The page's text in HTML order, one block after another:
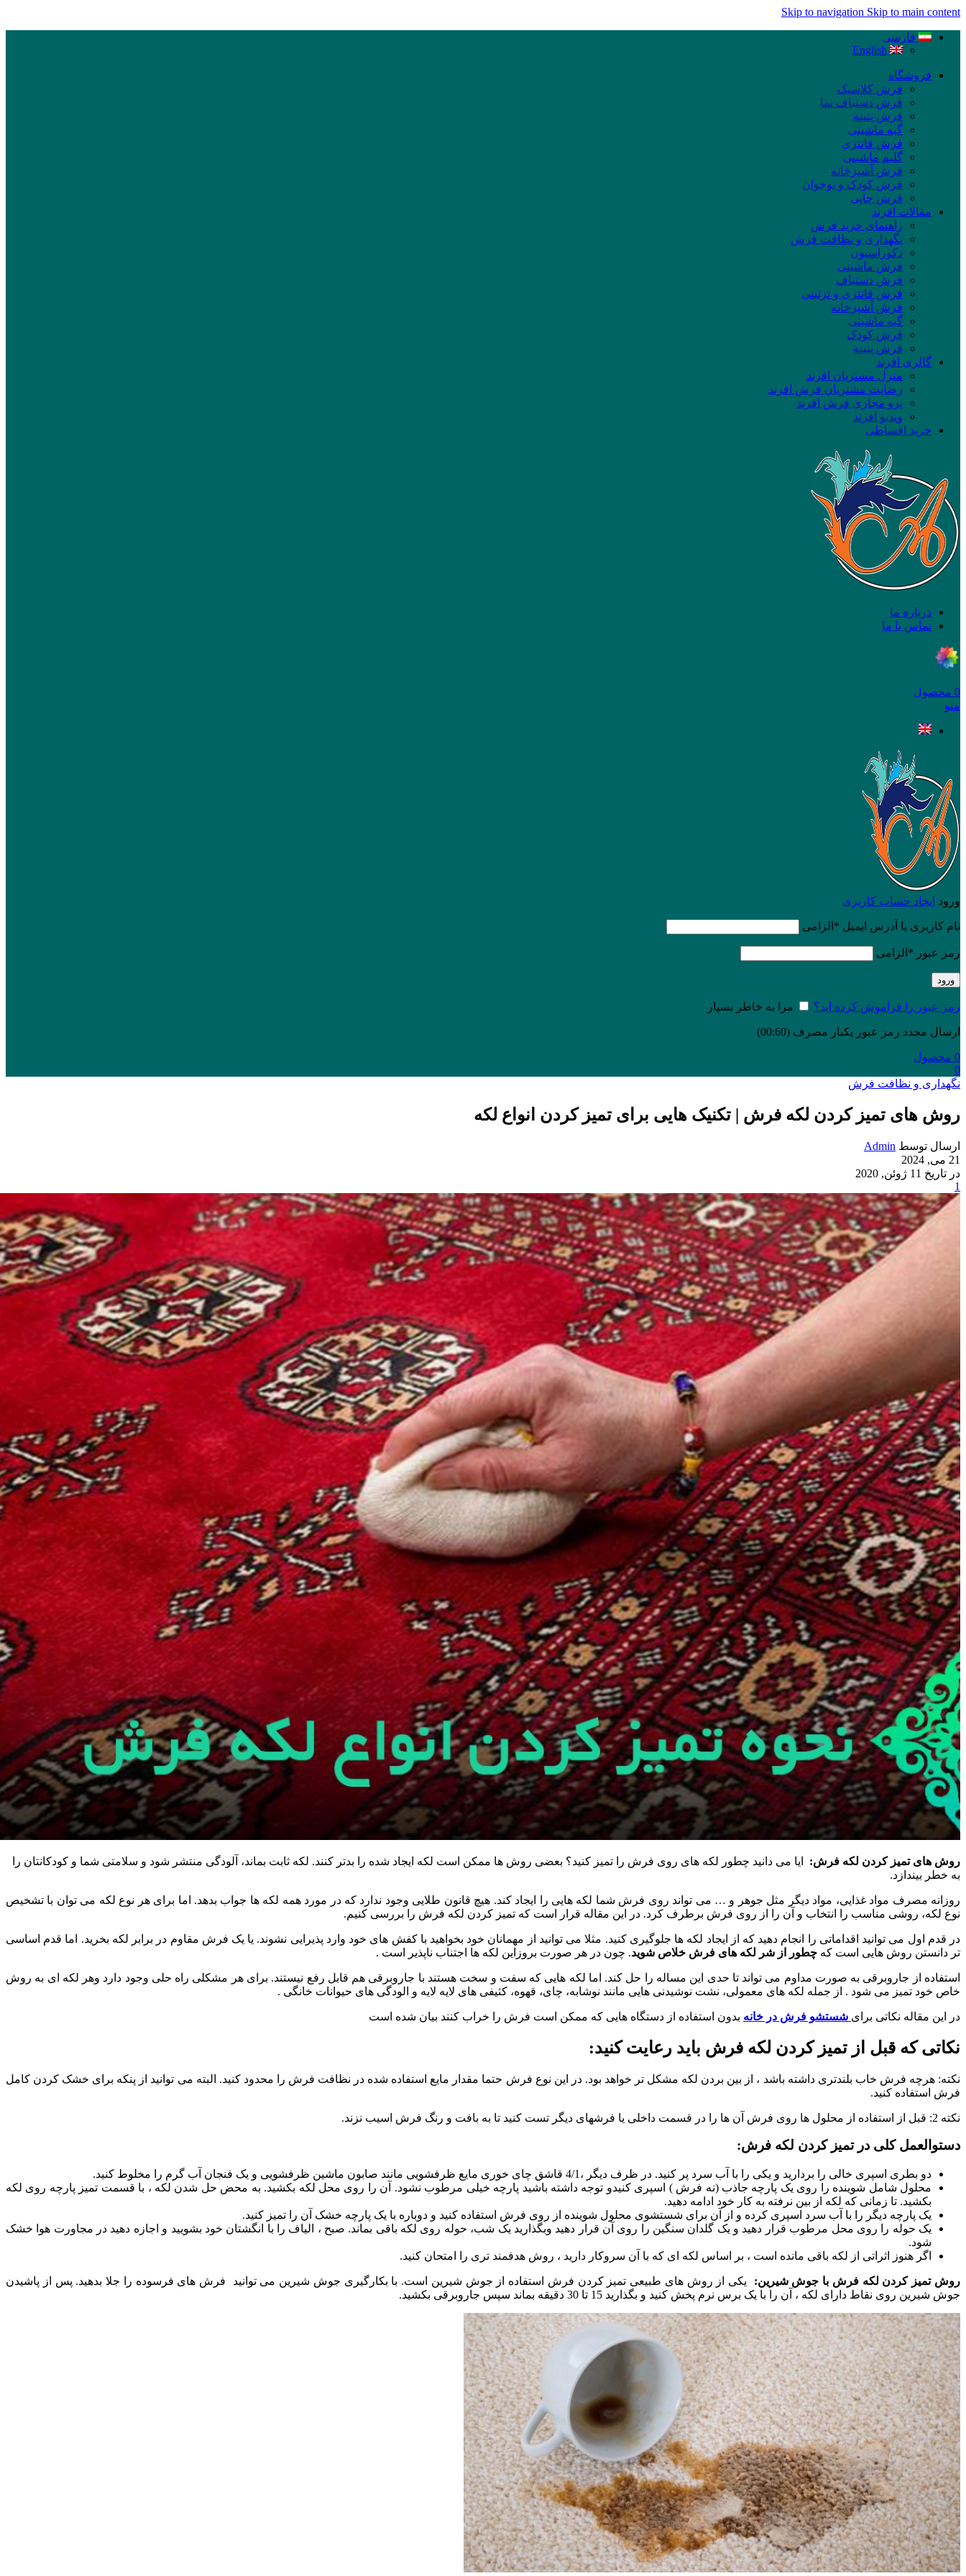
Skip to navigation Skip to main content
فارسی
English
فروشگاه
فرش کلاسیک
فرش دستباف نما
فرش پتینه
گبه ماشینی
فرش فانتزی
گلیم ماشینی
فرش آشپزخانه
فرش کودک و نوجوان
فرش چاپی
مقالات افرند
راهنمای خرید فرش
نگهداری و نظافت فرش
دکوراسیون
فرش ماشینی
فرش دستباف
فرش فانتزی و تزئینی
فرش آشپزخانه
گبه ماشینی
فرش کودک
فرش پتینه
گالری افرند
منزل مشتریان افرند
رضایت مشتریان فرش افرند
پرو مجازی فرش افرند
ویدیو افرند
خرید اقساطی
درباره ما
تماس با ما
0 محصول
منو
ورود ایجاد حساب کاربری
نام کاربری یا آدرس ایمیل * الزامی
رمز عبور * الزامی
ورود
رمز عبور را فراموش کرده اید؟ مرا به خاطر بسپار
ارسال مجدد رمز عبور یکبار مصرف (00:
60
)
0 محصول
0
نگهداری و نظافت فرش
روش های تمیز کردن لکه فرش | تکنیک هایی برای تمیز کردن انواع لکه
ارسال توسط Admin
21 می, 2024
در تاریخ 11 ژوئن, 2020
1
روش های تمیز کردن لکه فرش:
ایا می دانید چطور لکه های روی فرش را تمیز کنید؟ بعضی روش ها ممکن است لکه ایجاد شده را بدتر کنند. لکه ثابت بماند، آلودگی منتشر شود و سلامتی شما و کودکانتان را
به خطر بیندازد.
روزانه مصرف مواد غذایی، مواد دیگر مثل جوهر و … می تواند روی فرش شما لکه هایی را ایجاد کند. هیچ قانون طلایی وجود ندارد که در مورد همه لکه ها جواب بدهد. اما برای هر نوع لکه می توان با تشخیص
نوع لکه، روشی مناسب را انتخاب و آن را از روی فرش برطرف کرد. در این مقاله قرار است که تمیز کردن لکه فرش را بررسی کنیم.
در قدم اول می توانید اقداماتی را انجام دهید که از ایجاد لکه ها جلوگیری کنید. مثلا می توانید از مهمانان خود بخواهید با کفش های خود وارد پذیرایی نشوند. یا یک فرش مقاوم در برابر لکه بخرید. اما قدم اساسی
تر دانستن روش هایی است که چطور از شر لکه های فرش خلاص شوید. چون در هر صورت بروزاین لکه ها اجتناب ناپذیر است .
استفاده از جاروبرقی به صورت مداوم می تواند تا حدی این مساله را حل کند. اما لکه هایی که سفت و سخت هستند با جاروبرقی هم قابل رفع نیستند. برای هر مشکلی راه حلی وجود دارد وهر لکه ای به روش
خاص خود تمیز می شود . از جمله لکه های معمولی، نشت نوشیدنی هایی مانند نوشابه، چای، قهوه، کثیفی های لایه لایه و الودگی های حیوانات خانگی .
در این مقاله نکاتی برای شستشو فرش در خانه بدون استفاده از دستگاه هایی که ممکن است فرش را خراب کنند بیان شده است
نکاتی که قبل از تمیز کردن لکه فرش باید رعایت کنید:
نکته: هرچه فرش خاب بلندتری داشته باشد ، از بین بردن لکه مشکل تر خواهد بود. در این نوع فرش حتما مقدار مایع استفاده شده در نظافت فرش را محدود کنید. البته می توانید از پنکه برای خشک کردن کامل
فرش استفاده کنید.
نکته 2: قبل از استفاده از محلول ها روی فرش آن ها را در قسمت داخلی یا فرشهای دیگر تست کنید تا به بافت و رنگ فرش اسیب نزند.
دستوالعمل کلی در تمیز کردن لکه فرش:
دو بطری اسپری خالی را بردارید و یکی را با آب سرد پر کنید. در ظرف دیگر ،4/1 قاشق چای خوری مایع ظرفشویی مانند صابون ماشین ظرفشویی و یک فنجان آب گرم را مخلوط کنید.
محلول شامل شوینده را روی یک پارچه جاذب (نه فرش ) اسپری کنیدو توجه داشته باشید پارچه خیلی مرطوب نشود. آن را روی محل لکه بکشید. به محض حل شدن لکه ، با قسمت تمیز پارچه روی لکه
بکشید. تا زمانی که لکه از بین نرفته به کار خود ادامه دهید.
یک پارچه دیگر را با آب سرد اسپری کرده و از آن برای شستشوی محلول شوینده از روی فرش استفاده کنید و دوباره با یک پارچه خشک آن را تمیز کنید.
یک حوله را روی محل مرطوب قرار دهید و یک گلدان سنگین را روی آن قرار دهید وبگذارید یک شب، حوله روی لکه باقی بماند. صبح ، الیاف را با انگشتان خود بشویید و اجازه دهید در مجاورت هوا خشک
شود.
اگر هنوز اثراتی از لکه باقی مانده است ، بر اساس لکه ای که با آن سروکار دارید ، روش هدفمند تری را امتحان کنید.
روش تمیز کردن لکه فرش با جوش شیرین:
یکی از روش های طبیعی تمیز کردن فرش استفاده از جوش شیرین است. با بکارگیری جوش شیرین می توانید فرش های فرسوده را جلا بدهید. پس از پاشیدن
جوش شیرین روی نقاط دارای لکه ، آن را با یک برس نرم پخش کنید و بگذارید 15 تا 30 دقیقه بماند سپس جاروبرقی بکشید.